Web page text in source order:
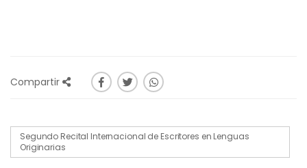
Compartir
Segundo Recital Internacional de Escritores en Lenguas
Originarias